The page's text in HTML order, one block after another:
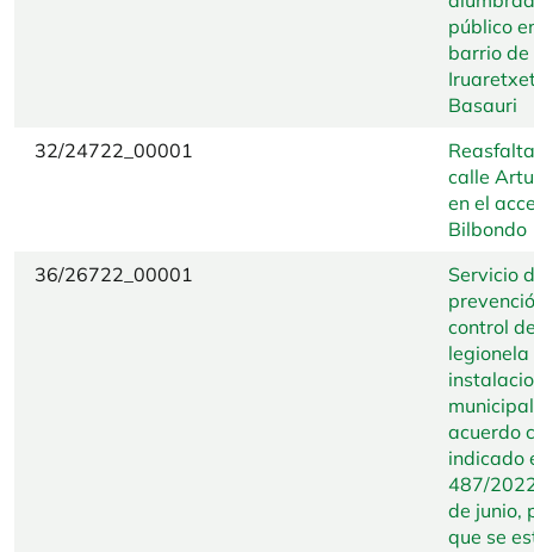
público
barrio de
Basauri
32/24722_00001
calle
en el
Bilbondo
36/26722_00001
Servicio
control
legionela
acuerdo
indicado
487/
de junio,
que se